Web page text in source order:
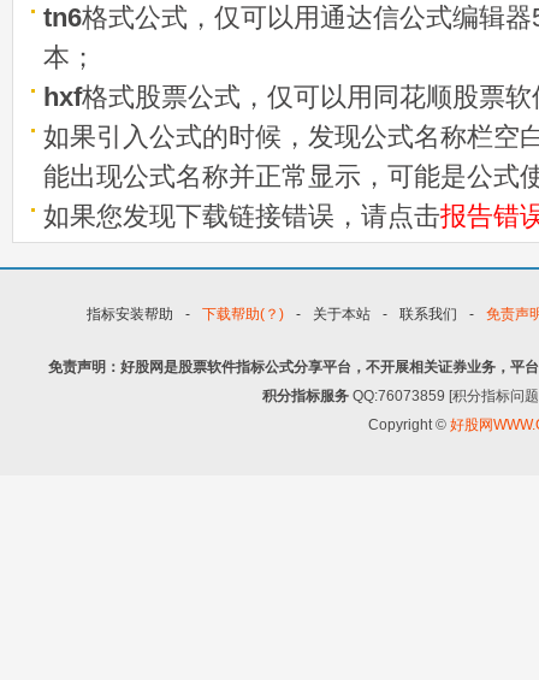
tn6格式公式，仅可以用通达信公式编辑
本；
hxf格式股票公式，仅可以用同花顺股票
如果引入公式的时候，发现公式名称栏空
能出现公式名称并正常显示，可能是公式
如果您发现下载链接错误，请点击报告错
指标安装帮助 - 下载帮助(？) - 关于本站 - 联系我们 - 免责声
免责声明：好股网是股票软件指标公式分享平台，不开展相关证券业务，平
积分指标服务 QQ:76073859 [积分指标问
Copyright © 好股网